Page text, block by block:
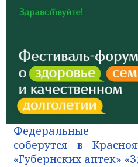
Федеральные
соберутся в
«Губернских аптек»